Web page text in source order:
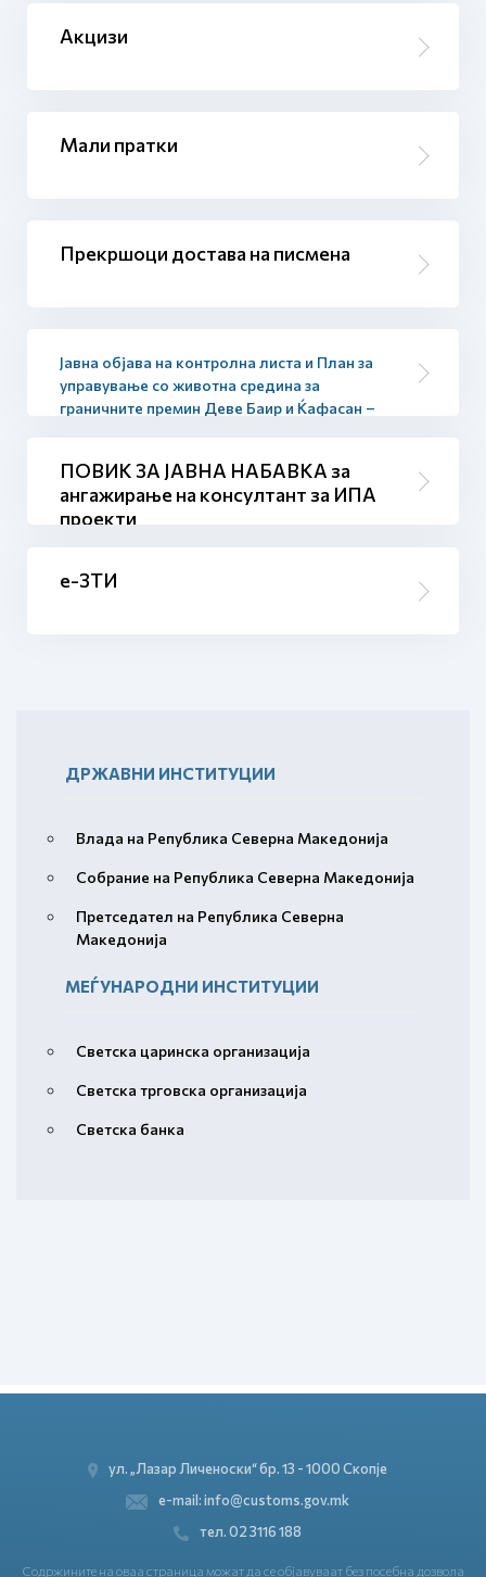
Акцизи
Мали пратки
Прекршоци достава на писмена
Јавна објава на контролна листа и План за
управување со животна средина за
граничните премин Деве Баир и Ќафасан –
ПОВИК ЗА ЈАВНА НАБАВКА за
ангажирање на консултант за ИПА
проекти
е-ЗТИ
ДРЖАВНИ ИНСТИТУЦИИ
Влада на Република Северна Македонија
Собрание на Република Северна Македонија
Претседател на Република Северна
Македонија
МЕЃУНАРОДНИ ИНСТИТУЦИИ
Светска царинска организација
Светска трговска организација
Светска банка
ул. „Лазар Личеноски“ бр. 13 - 1000 Скопје
e-mail: info@customs.gov.mk
тел. 02 3116 188
Содржините на оваа страница можат да се објавуваат без посебна дозвола